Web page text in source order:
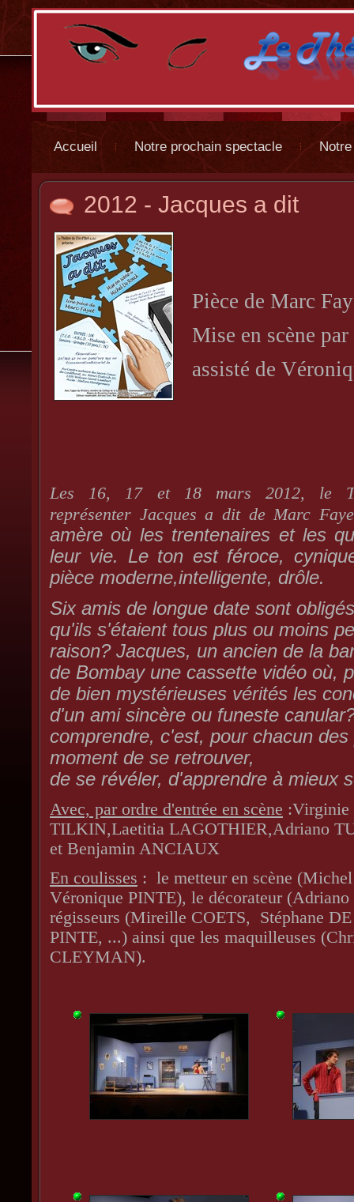
Accueil Notre prochain spectacle
2012 - Jacques a dit
Pièce de Marc
Mise en scène
assisté de
Les 16, 17 et 18 mars 2012, le
représenter Jacques a dit de Marc
amère où les trentenaires et les
leur vie. Le ton est féroce,
pièce moderne,intelligente, drôle.
Six amis de longue date sont
qu'ils s'étaient tous plus ou moins
raison? Jacques, un ancien de la
de Bombay une cassette vidéo où,
de bien mystérieuses vérités les
d'un ami sincère ou funeste
comprendre, c'est, pour chacun
moment de se retrouver,
de se révéler, d'apprendre à mieux
Avec, par ordre d'entrée en scène :Virginie
TILKIN,Laetitia LAGOTHIER,Adriano
et Benjamin ANCIAUX
En coulisses : le metteur en scène
Véronique PINTE), le décorateur (Adriano
régisseurs (Mireille COETS, Stéphane
PINTE, ...) ainsi que les maquilleuses
CLEYMAN).